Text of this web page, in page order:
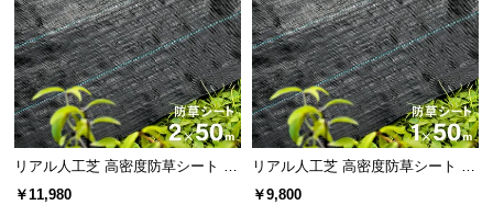
客
様
サ
ポ
ー
ト
リアル人工芝 高密度防草シート 2×
50m
￥11,980
リアル人工芝 高密度防草シート 1×
50m
￥9,800